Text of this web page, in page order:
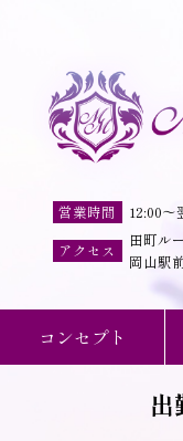
営業時間 12:00～
アクセス
田町ル
岡山駅
コンセプト
出